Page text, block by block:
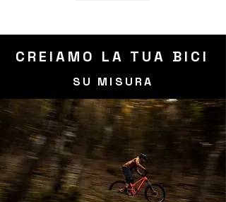
CREIAMO LA T UA BICI
SU MIS URA